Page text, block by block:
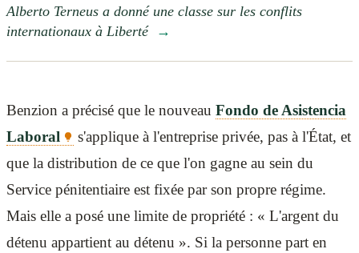
Alberto Terneus a donné une classe sur les conflits
internationaux à Liberté →
Benzion a précisé que le nouveau Fondo de Asistencia
Laboral
s'applique à l'entreprise privée, pas à l'État, et
que la distribution de ce que l'on gagne au sein du
Service pénitentiaire est fixée par son propre régime.
Mais elle a posé une limite de propriété : « L'argent du
détenu appartient au détenu ». Si la personne part en